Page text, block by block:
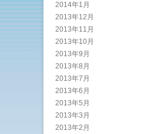
2014年1月
2013年12月
2013年11月
2013年10月
2013年9月
2013年8月
2013年7月
2013年6月
2013年5月
2013年3月
2013年2月